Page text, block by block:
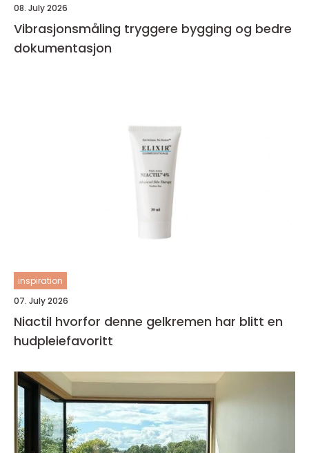
08. July 2026
Vibrasjonsmåling tryggere bygging og bedre
dokumentasjon
inspiration
07. July 2026
Niactil hvorfor denne gelkremen har blitt en
hudpleiefavoritt